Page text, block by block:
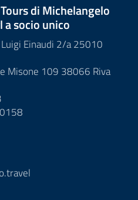
di Michelangelo
socio unico
Einaudi 2/a 25010
Misone 109 38066 Riva
travel